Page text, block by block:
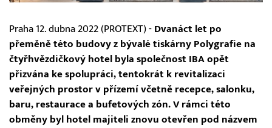
Praha 12. dubna 2022 (PROTEXT) - Dvanáct let po
přeměně této budovy z bývalé tiskárny Polygrafie na
čtyřhvězdičkový hotel byla společnost IBA opět
přizvána ke spolupráci, tentokrát k revitalizaci
veřejných prostor v přízemí včetně recepce, salonku,
baru, restaurace a bufetových zón. V rámci této
obměny byl hotel majiteli znovu otevřen pod názvem